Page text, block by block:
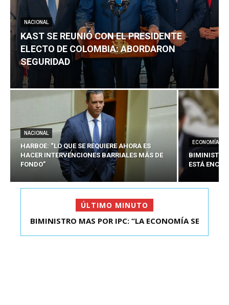
NACIONAL
KAST SE REUNIÓ CON EL PRESIDENTE
ELECTO DE COLOMBIA: ABORDARON
SEGURIDAD
NACIONAL
HARBOE: “LO QUE SE REQUIERE AHORA ES
HACER INTERVENCIONES BARRIALES MÁS DE
FONDO”
ECONOMÍA
BIMINISTRO
ESTÁ
ÚLTIMO MINUTO
KAST SE REUNIÓ CON EL PRESIDENTE ELECTO DE
BIMINISTRO MAS POR IPC: “LA ECONOMÍA SE